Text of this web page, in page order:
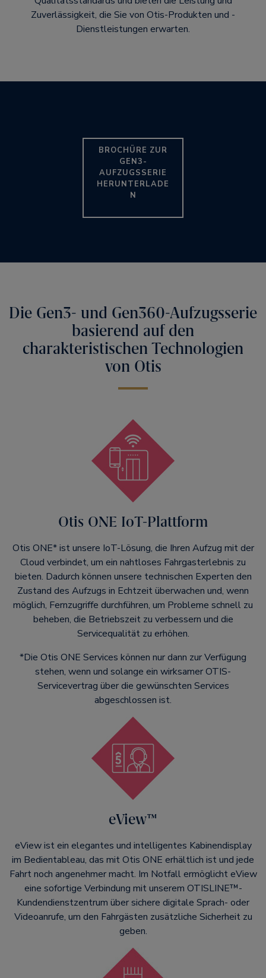
Zuverlässigkeit, die Sie von Otis-Produkten und -
Dienstleistungen erwarten.
BROCHÜRE ZUR
GEN3-
AUFZUGSSERIE
HERUNTERLADE
N
Die Gen3- und Gen360-Aufzugsserie
basierend auf den
charakteristischen Technologien
von Otis
Otis ONE IoT-Plattform
Otis ONE* ist unsere IoT-Lösung, die Ihren Aufzug mit der
Cloud verbindet, um ein nahtloses Fahrgasterlebnis zu
bieten. Dadurch können unsere technischen Experten den
Zustand des Aufzugs in Echtzeit überwachen und, wenn
möglich, Fernzugriffe durchführen, um Probleme schnell zu
beheben, die Betriebszeit zu verbessern und die
Servicequalität zu erhöhen.
*Die Otis ONE Services können nur dann zur Verfügung
stehen, wenn und solange ein wirksamer OTIS-
Servicevertrag über die gewünschten Services
abgeschlossen ist.
eView™
eView ist ein elegantes und intelligentes Kabinendisplay
im Bedientableau, das mit Otis ONE erhältlich ist und jede
Fahrt noch angenehmer macht. Im Notfall ermöglicht eView
eine sofortige Verbindung mit unserem OTISLINE™-
Kundendienstzentrum über sichere digitale Sprach- oder
Videoanrufe, um den Fahrgästen zusätzliche Sicherheit zu
geben.